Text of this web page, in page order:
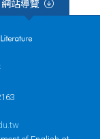
網站導覽